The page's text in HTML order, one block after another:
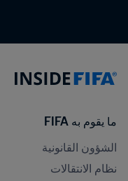
ما يقوم به FIFA
الشؤون القانونية
نظام الانتقالات